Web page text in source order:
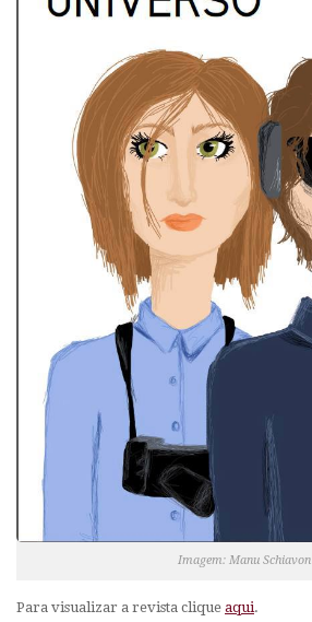
Imagem: Manu Schiavon
Para visualizar a revista clique aqui.